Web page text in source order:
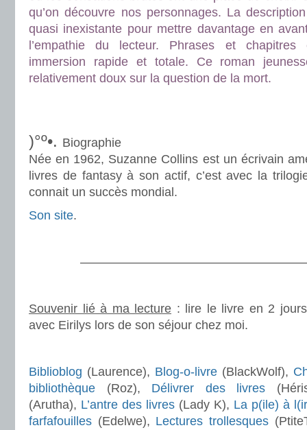
qu’on découvre nos personnages. La
quasi inexistante pour mettre davantage en
l’empathie du lecteur. Phrases et chapitres
immersion rapide et totale. Ce roman
relativement doux sur la question de la mort.
)°º•. Biographie
Née en 1962, Suzanne Collins est un écrivain
livres de fantasy à son actif, c’est avec la
connait un succès mondial.
Son site.
Souvenir lié à ma lecture : lire le livre en 2
avec Eirilys lors de son séjour chez moi.
Biblioblog (Laurence), Blog-o-livre (BlackWolf),
bibliothèque (Roz), Délivrer des livres
(Arutha), L’antre des livres (Lady K), La p(ile) à
farfafouilles (Edelwe), Lectures trollesques